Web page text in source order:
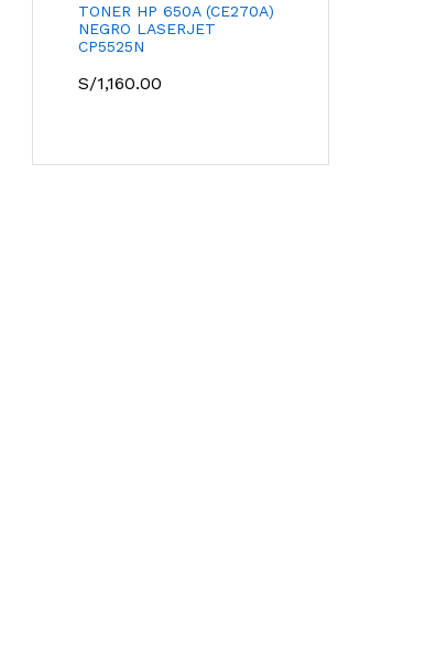
TONER HP 650A (CE270A)
NEGRO LASERJET
CP5525N
S/1,160.00